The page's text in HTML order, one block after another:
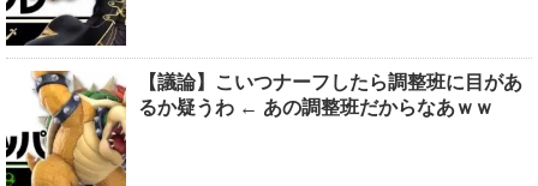
【議論】こいつナーフしたら調整班に目があ
るか疑うわ ← あの調整班だからなあｗｗ